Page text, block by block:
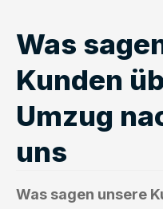
Was
Kunden
Umzug
uns
Was sagen unsere